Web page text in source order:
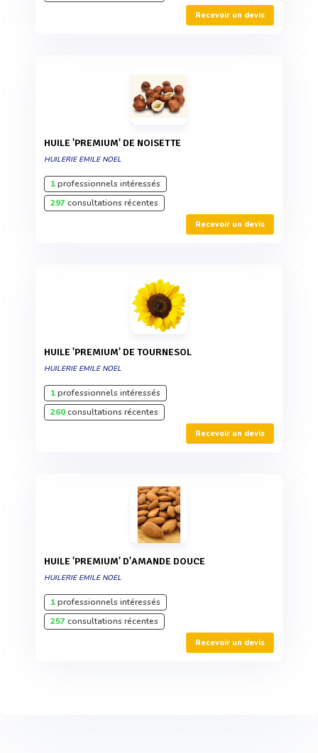
Recevoir un devis
HUILE 'PREMIUM' DE NOISETTE
HUILERIE EMILE NOEL
1professionnels intéressés
297consultations récentes
Recevoir un devis
HUILE 'PREMIUM' DE TOURNESOL
HUILERIE EMILE NOEL
1professionnels intéressés
260consultations récentes
Recevoir un devis
HUILE 'PREMIUM' D'AMANDE DOUCE
HUILERIE EMILE NOEL
1professionnels intéressés
257consultations récentes
Recevoir un devis